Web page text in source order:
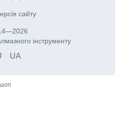
сайту
інструменту
UA